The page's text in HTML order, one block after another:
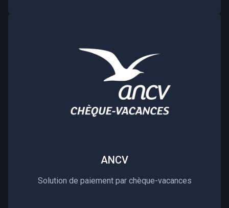
ANCV
Solution de paiement par chèque-vacances